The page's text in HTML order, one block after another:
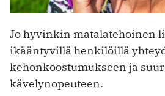
Jo hyvinkin matalatehoinen
ikääntyvillä henkilöillä
kehonkoostumukseen ja
kävelynopeuteen.